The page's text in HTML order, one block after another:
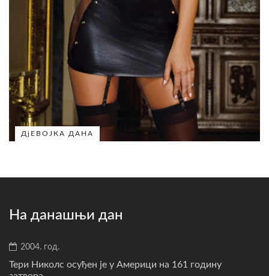
ДјЕВОЈКА ДАНА
На данашњи дан
2004. год.
Тери Николс осуђен је у Америци на 161 годину